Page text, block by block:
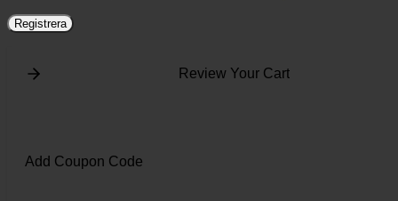
Registrera
Review Your Cart
Add Coupon Code